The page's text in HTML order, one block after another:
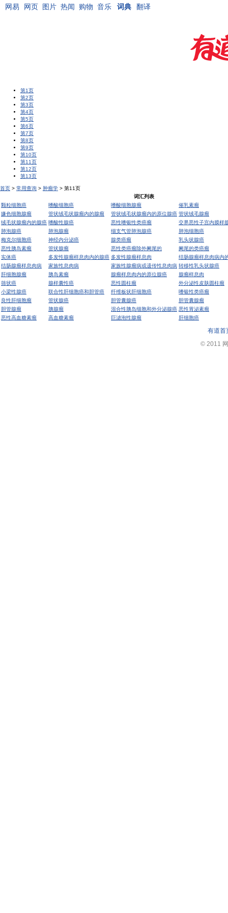
网易 网页 图片 热闻 购物 音乐 词典 翻译
第1页
第2页
第3页
第4页
第5页
第6页
第7页
第8页
第9页
第10页
第11页
第12页
第13页
首页 > 常用查询 > 肿瘤学 > 第11页
词汇列表
颗粒细胞癌
嗜酸细胞癌 嗜酸细胞腺瘤
催乳素瘤
嫌色细胞腺瘤
管状绒毛状腺瘤内的腺瘤 管状绒毛状腺瘤内的原位腺癌 管状绒毛腺瘤
绒毛状腺瘤内的腺癌 嗜酸性腺癌 恶性嗜银性类癌瘤
交界恶性子宫内膜样
肺泡腺癌
肺泡腺瘤 细支气管肺泡腺癌
肺泡细胞癌
梅克尔细胞癌
神经内分泌癌 腺类癌瘤
乳头状腺癌
恶性胰岛素瘤
管状腺瘤 恶性类癌瘤除外阑尾的
阑尾的类癌瘤
实体癌
多发性腺瘤样息肉内的腺癌 多发性腺瘤样息肉
结肠腺瘤样息肉病内
结肠腺瘤样息肉病
家族性息肉病 家族性腺瘤病或遗传性息肉病 转移性乳头状腺癌
肝细胞腺瘤
胰岛素瘤 腺瘤样息肉内的原位腺癌
腺瘤样息肉
筛状癌
腺样囊性癌 恶性圆柱瘤
外分泌性皮肤圆柱瘤
小梁性腺癌
联合性肝细胞癌和胆管癌 纤维板状肝细胞癌
嗜银性类癌瘤
良性肝细胞瘤
管状腺癌 胆管囊腺癌
胆管囊腺瘤
胆管腺瘤
胰腺瘤 混合性胰岛细胞和外分泌腺癌 恶性胃泌素瘤
恶性高血糖素瘤
高血糖素瘤 巨滤泡性腺瘤 肝细胞癌
有道首
© 2011